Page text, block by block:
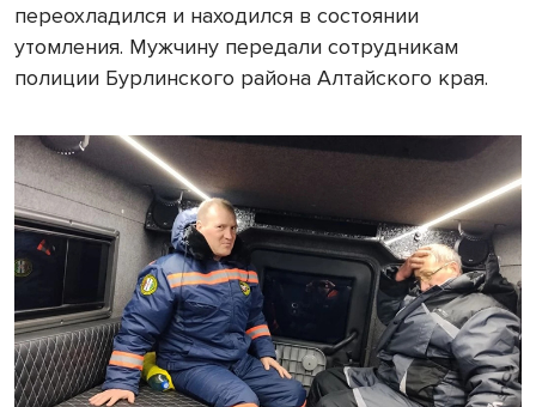
переохладился и находился в состоянии
утомления. Мужчину передали сотрудникам
полиции Бурлинского района Алтайского края.